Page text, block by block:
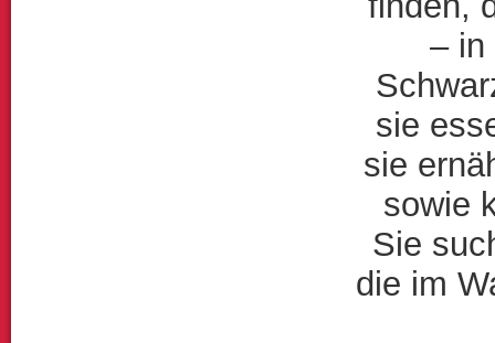
– in
sie
sie
sowie
Sie
die im